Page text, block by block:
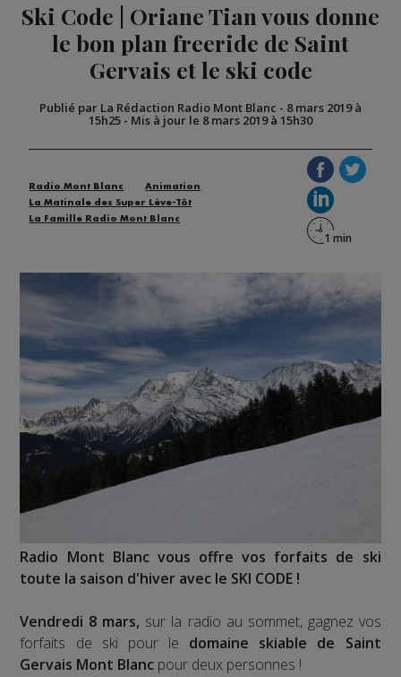
Ski Code | Oriane Tian vous donne
le bon plan freeride de Saint
Gervais et le ski code
Publié par La Rédaction Radio Mont Blanc - 8 mars 2019 à
15h25 - Mis à jour le 8 mars 2019 à 15h30
Radio Mont Blanc
Animation
La Matinale des Super Lève-Tôt
La Famille Radio Mont Blanc
Radio Mont Blanc vous offre vos forfaits de ski
toute la saison d'hiver avec le SKI CODE !
Vendredi 8 mars, sur la radio au sommet, gagnez vos
forfaits de ski pour le domaine skiable de Saint
Gervais Mont Blanc pour deux personnes !